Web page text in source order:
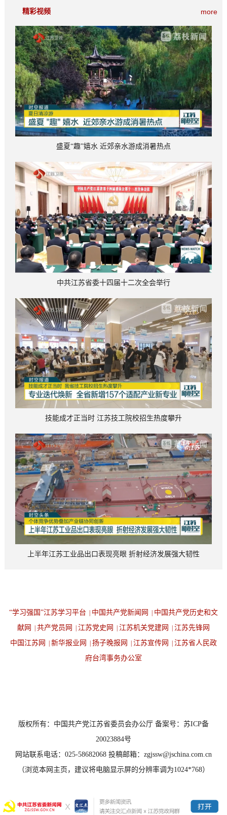
more
精彩视频
盛夏“趣”嬉水 近郊亲水游成消暑热点
中共江苏省委十四届十二次全会举行
技能成才正当时 江苏技工院校招生热度攀升
上半年江苏工业品出口表现亮眼 折射经济发展强大韧性
“学习强国”江苏学习平台 中国共产党新闻网
中国共产党历史和文
献网
共产党员网 江苏党史网 江苏机关党建网
江苏先锋网
中国江苏网
新华报业网 扬子晚报网 江苏宣传网
江苏省人民政
府台湾事务办公室
版权所有：中国共产党江苏省委员会办公厅 备案号：苏ICP备
20023884号
网站联系电话：025-58682068 投稿邮箱：zgjssw@jschina.com.cn
（浏览本网主页，建议将电脑显示屏的分辨率调为1024*768）